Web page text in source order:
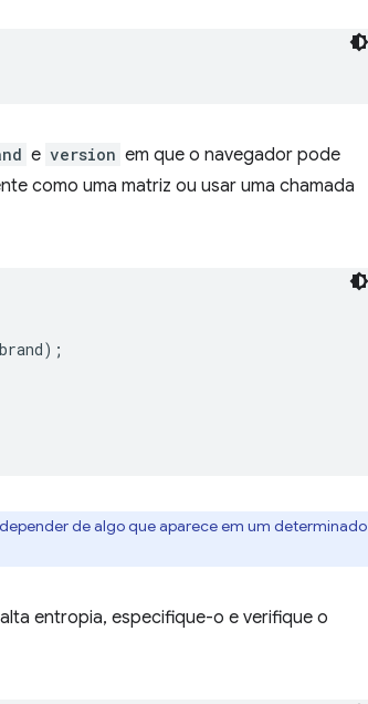
e version em que o navegador pode
como uma matriz ou usar uma chamada
brand);
de algo que aparece em um determinado
entropia, especifique-o e verifique o